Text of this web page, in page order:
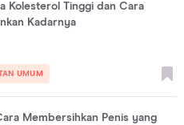
Kolesterol Tinggi dan Cara
Kadarnya
UMUM
Membersihkan Penis yang